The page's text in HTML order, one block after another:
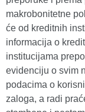
makrobonitetne
će od kreditnih
informacija o
institucijama
evidenciju o svim
podacima o
zaloga, a radi